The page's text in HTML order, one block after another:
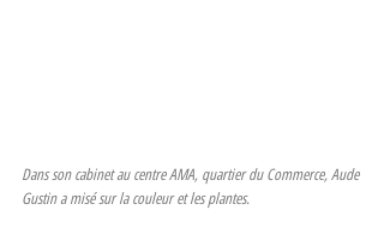
Dans son cabinet au centre AMA, quartier du Commerce, Aude
Gustin a misé sur la couleur et les plantes.